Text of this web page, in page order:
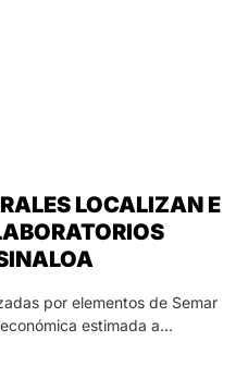
LOCALIZAN E
por elementos de Semar
estimada a…